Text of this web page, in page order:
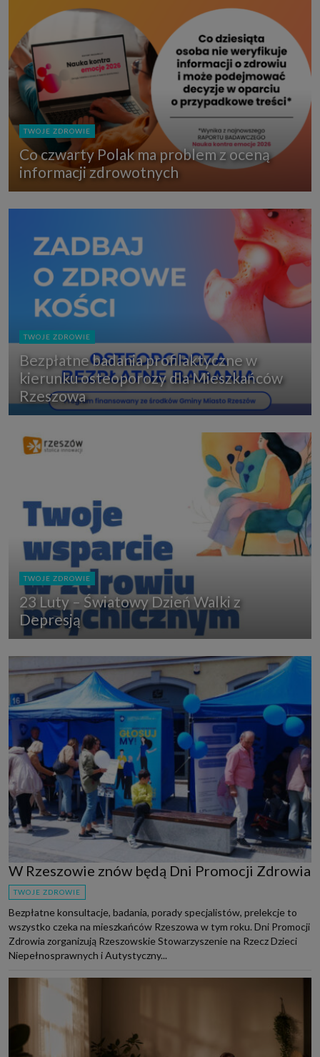
TWOJE ZDROWIE
Co czwarty Polak ma problem z oceną
informacji zdrowotnych
TWOJE ZDROWIE
Bezpłatne badania profilaktyczne w
kierunku osteoporozy dla Mieszkańców
Rzeszowa
TWOJE ZDROWIE
23 Luty – Światowy Dzień Walki z
Depresją
W Rzeszowie znów będą Dni Promocji Zdrowia
TWOJE ZDROWIE
Bezpłatne konsultacje, badania, porady specjalistów, prelekcje to
wszystko czeka na mieszkańców Rzeszowa w tym roku. Dni Promocji
Zdrowia zorganizują Rzeszowskie Stowarzyszenie na Rzecz Dzieci
Niepełnosprawnych i Autystyczny...